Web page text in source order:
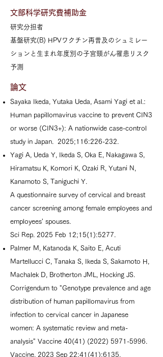
文部科学研究費補助金
研究分担者
基盤研究(B) HPVワクチン再普及のシュミレー
ションと生まれ年度別の子宮頸がん罹患リスク
予測
論文
Sayaka Ikeda, Yutaka Ueda, Asami Yagi et al.:
Human papillomavirus vaccine to prevent CIN3
or worse (CIN3+): A nationwide case-control
study in Japan. 2025;116:226-232.
Yagi A, Ueda Y, Ikeda S, Oka E, Nakagawa S,
Hiramatsu K, Komori K, Ozaki R, Yutani N,
Kanamoto S, Taniguchi Y.
A questionnaire survey of cervical and breast
cancer screening among female employees and
employees' spouses.
Sci Rep. 2025 Feb 12;15(1):5277.
Palmer M, Katanoda K, Saito E, Acuti
Martellucci C, Tanaka S, Ikeda S, Sakamoto H,
Machalek D, Brotherton JML, Hocking JS.
Corrigendum to "Genotype prevalence and age
distribution of human papillomavirus from
infection to cervical cancer in Japanese
women: A systematic review and meta-
analysis" Vaccine 40(41) (2022) 5971-5996.
Vaccine. 2023 Sep 22;41(41):6135.